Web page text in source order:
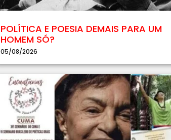
POLÍTICA E POESIA DEMAIS PARA UM
HOMEM SÓ?
05/08/2026